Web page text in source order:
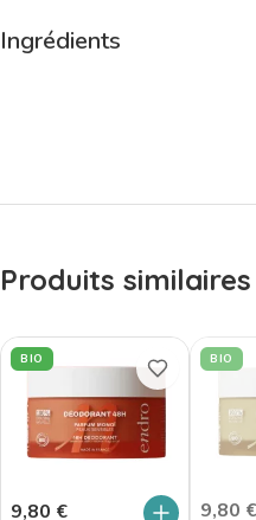
Ingrédients
Produits similaires
BIO
9,80 €
BIO
9,80 €